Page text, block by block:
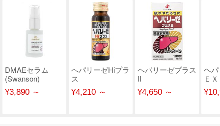
DMAEセラム
(Swanson)
¥3,890 ～
ヘパリーゼHiプラ
ス
¥4,210 ～
ヘパリーゼプラス
Ⅱ
¥4,650 ～
ヘ
ＥＸ